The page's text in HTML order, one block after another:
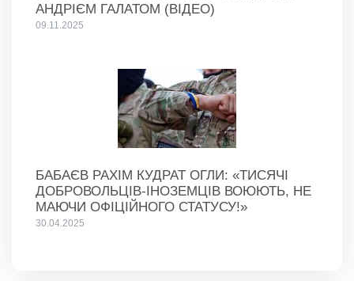
АНДРІЄМ ГАЛАТОМ (ВІДЕО)
09.11.2025
БАБАЄВ РАХІМ КУДРАТ ОГЛИ: «ТИСЯЧІ
ДОБРОВОЛЬЦІВ-ІНОЗЕМЦІВ ВОЮЮТЬ, НЕ
МАЮЧИ ОФІЦІЙНОГО СТАТУСУ!»
30.04.2025